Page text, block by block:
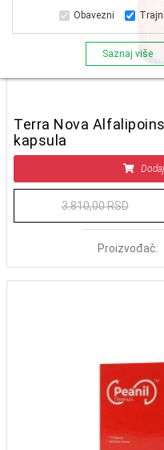
Terra Nova
kapsula
3.810,00 RSD
Proizvođač:
Obavezni Trajni
Saznaj više